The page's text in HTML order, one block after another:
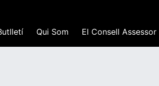
Qui Som El Consell Assessor